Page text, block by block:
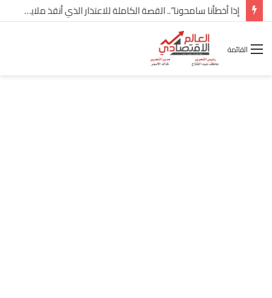
شركة “Scope Developments” تعلن تولي أحمد كمال عيسى منصب الرئيس التنفيذي للقطاع التجاري
القائمة